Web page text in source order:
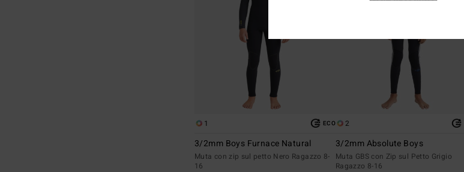
1 ECO
3/2mm Boys Furnace Natural
Muta con zip sul petto Nero Ragazzo 8-
16
2
3/2mm Absolute Boys
Muta GBS con Zip sul Petto Grigio
Ragazzo 8-16